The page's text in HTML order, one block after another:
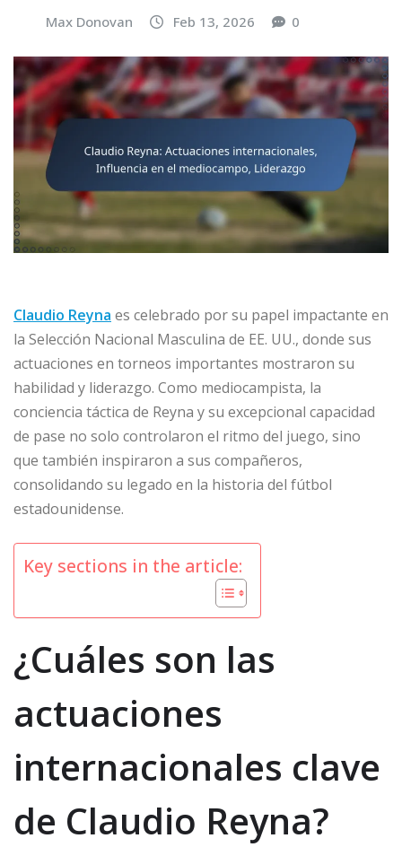
Max Donovan Feb 13, 2026 0
Claudio Reyna es celebrado por su papel impactante en
la Selección Nacional Masculina de EE. UU., donde sus
actuaciones en torneos importantes mostraron su
habilidad y liderazgo. Como mediocampista, la
conciencia táctica de Reyna y su excepcional capacidad
de pase no solo controlaron el ritmo del juego, sino
que también inspiraron a sus compañeros,
consolidando su legado en la historia del fútbol
estadounidense.
Key sections in the article:
¿Cuáles son las
actuaciones
internacionales clave
de Claudio Reyna?